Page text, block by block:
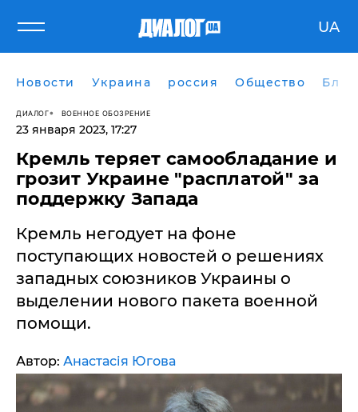
UA
Новости Украина россия Общество
ДИАЛОГ ВОЕННОЕ ОБОЗРЕНИЕ
23 января 2023, 17:27
Кремль теряет самообладание и
грозит Украине "расплатой" за
поддержку Запада
Кремль негодует на фоне
поступающих новостей о решениях
западных союзников Украины о
выделении нового пакета военной
помощи.
Автор: Анастасія Югова